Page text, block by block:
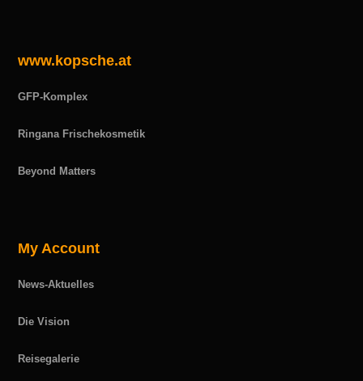
www.kopsche.at
GFP-Komplex
Ringana Frischekosmetik
Beyond Matters
My Account
News-Aktuelles
Die Vision
Reisegalerie